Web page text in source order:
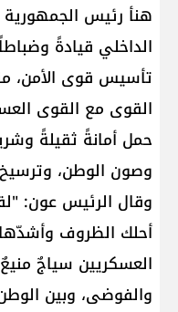
هنأ رئيس
الداخلي قيادةً
تأسيس قوى الأمن،
القوى مع القوى
حمل أمانةً ثقيلةً
وصون الوطن،
وقال الرئيس عون:
أحلك الظروف
العسكريين سياجٌ منيعٌ
والفوضى، وبين